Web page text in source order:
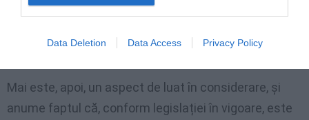
Data Deletion Data Access Privacy Policy
alarmă care semnalează niște găuri în acest sens.”
Mai este, apoi, un aspect de luat în considerare, și
anume faptul că, conform legislației în vigoare, este